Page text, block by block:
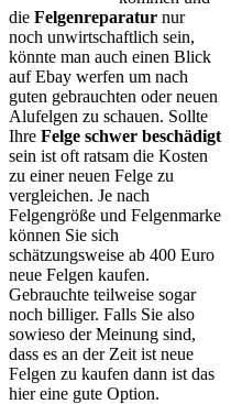
die Felgenreparatur nur
noch unwirtschaftlich sein,
könnte man auch einen Blick
auf Ebay werfen um nach
guten gebrauchten oder neuen
Alufelgen zu schauen. Sollte
Ihre Felge schwer beschädigt
sein ist oft ratsam die Kosten
zu einer neuen Felge zu
vergleichen. Je nach
Felgengröße und Felgenmarke
können Sie sich
schätzungsweise ab 400 Euro
neue Felgen kaufen.
Gebrauchte teilweise sogar
noch billiger. Falls Sie also
sowieso der Meinung sind,
dass es an der Zeit ist neue
Felgen zu kaufen dann ist das
hier eine gute Option.